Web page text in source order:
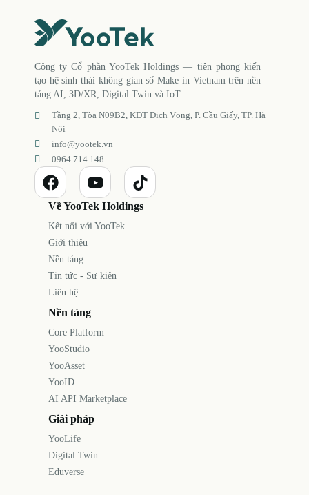
Công ty Cổ phần YooTek Holdings — tiên phong kiến
tạo hệ sinh thái không gian số Make in Vietnam trên nền
tảng AI, 3D/XR, Digital Twin và IoT.
Tầng 2, Tòa N09B2, KĐT Dịch Vọng, P. Cầu Giấy, TP. Hà
Nội
info@yootek.vn
0964 714 148
Về YooTek Holdings
Kết nối với YooTek
Giới thiệu
Nền tảng
Tin tức - Sự kiện
Liên hệ
Nền tảng
Core Platform
YooStudio
YooAsset
YooID
AI API Marketplace
Giải pháp
YooLife
Digital Twin
Eduverse